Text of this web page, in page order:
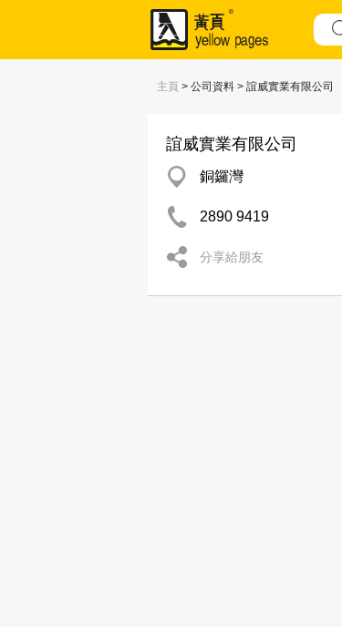
主頁 > 公司資料 > 誼威實業有限公司
誼威實業有限公司
銅鑼灣
2890 9419
分享給朋友